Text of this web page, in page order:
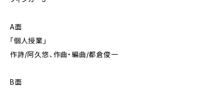
A面
「個人授業」
作詩/阿久悠、作曲・編曲/都倉俊一
B面